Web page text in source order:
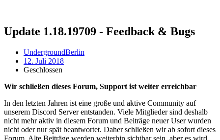
Update 1.18.19709 - Feedback & Bugs
UndergroundBerlin
12. Juli 2018
Geschlossen
Wir schließen dieses Forum, Support ist weiter erreichbar
In den letzten Jahren ist eine große und aktive Community auf
unserem Discord Server entstanden. Viele Mitglieder sind deshalb
nicht mehr aktiv in diesem Forum und Beiträge neuer User wurden
nicht oder nur spät beantwortet. Daher schließen wir ab sofort dieses
Forum. Alte Beiträge werden weiterhin sichtbar sein, aber es wird